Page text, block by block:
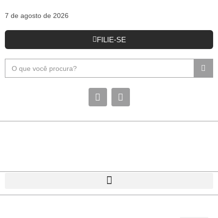
7 de agosto de 2026
FILIE-SE